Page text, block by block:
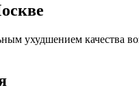
ухудшением качества